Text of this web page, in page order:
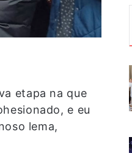
etapa na que
e eu
lema,